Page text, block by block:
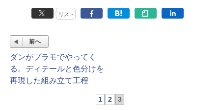
リスト
前へ
ダンがプラモでやってく
る。ディテールと色分けを
再現した組み立て工程
1 2 3